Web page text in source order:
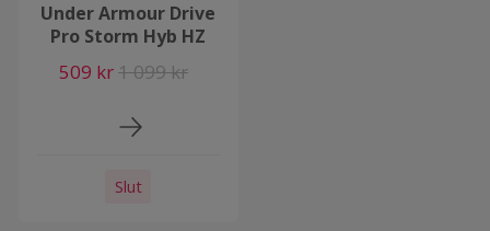
Under Armour Drive
Pro Storm Hyb HZ
509 kr1 099 kr
Slut